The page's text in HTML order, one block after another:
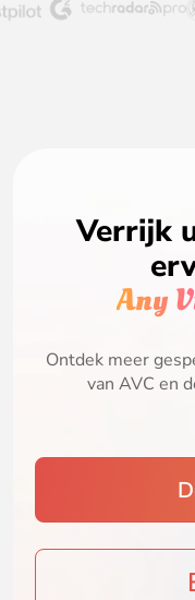
Verrijk
Any
Ontdek meer
van AVC en